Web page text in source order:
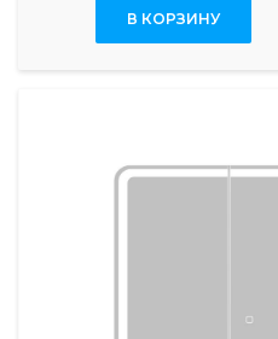
В КОРЗИНУ